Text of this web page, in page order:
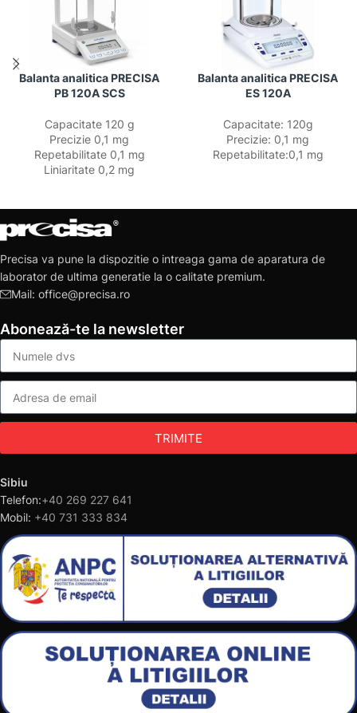
Balanta analitica PRECISA
PB 120A SCS
Capacitate 120 g
Precizie 0,1 mg
Repetabilitate 0,1 mg
Liniaritate 0,2 mg
Balanta analitica PRECISA
ES 120A
Capacitate: 120g
Precizie: 0,1 mg
Repetabilitate:0,1 mg
Precisa va pune la dispozitie o intreaga gama de aparatura de
laborator de ultima generatie la o calitate premium.
Mail: office@precisa.ro
Abonează-te la newsletter
TRIMITE
Sibiu
Telefon:+40 269 227 641
Mobil: +40 731 333 834